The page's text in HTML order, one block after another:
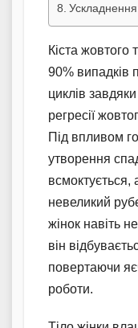
Кіста жовтого
90% випадків
циклів
регресії
Під впливом
утворення
всмоктується,
невеликий
жінок навіть
він
повертаючи
роботи.